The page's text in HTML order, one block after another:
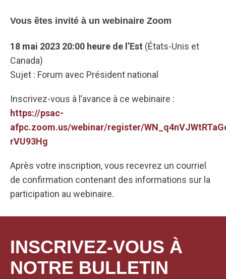
Vous êtes invité à un webinaire Zoom
18 mai 2023 20:00 heure de l’Est (États-Unis et
Canada)
Sujet : Forum avec Président national
Inscrivez-vous à l’avance à ce webinaire :
https://psac-
afpc.zoom.us/webinar/register/
rVU93Hg
Après votre inscription, vous recevrez un courriel
de confirmation contenant des informations sur la
participation au webinaire.
INSCRIVEZ-VOUS À
NOTRE BULLETIN